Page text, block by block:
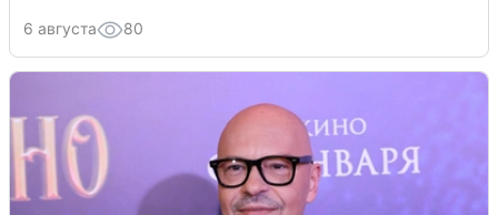
6 августа 80